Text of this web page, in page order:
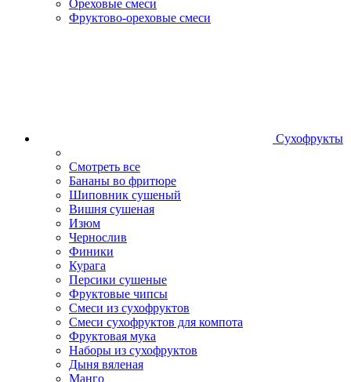
Ореховые смеси
Фруктово-ореховые смеси
Сухофрукты
Смотреть все
Бананы во фритюре
Шиповник сушеный
Вишня сушеная
Изюм
Чернослив
Финики
Курага
Персики сушеные
Фруктовые чипсы
Смеси из сухофруктов
Смеси сухофруктов для компота
Фруктовая мука
Наборы из сухофруктов
Дыня вяленая
Манго